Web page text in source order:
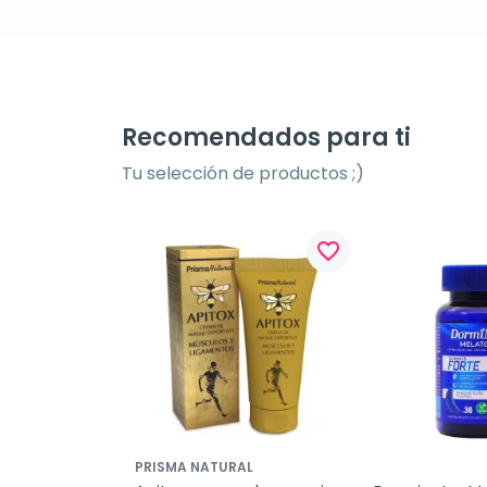
Recomendados para ti
Tu selección de productos ;)
favorite_border
PRISMA NATURAL